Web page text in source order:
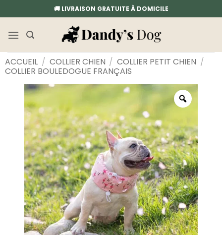
au
contenu
🚚 LIVRAISON GRATUITE À DOMICILE
ACCUEIL / COLLIER CHIEN / COLLIER PETIT CHIEN /
COLLIER BOULEDOGUE FRANÇAIS